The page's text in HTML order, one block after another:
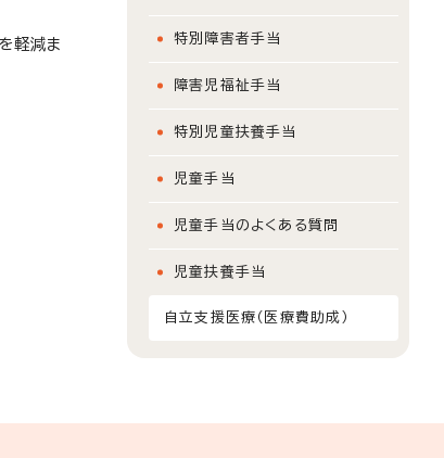
軽減ま
特別障害者手当
障害児福祉手当
特別児童扶養手当
児童手当
児童手当のよくある質問
児童扶養手当
自立支援医療（医療費助成）